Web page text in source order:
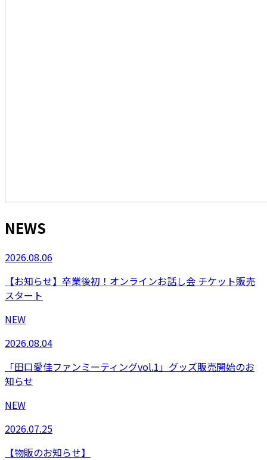
NEWS
2026.08.06
【お知らせ】卒業後初！オンラインお話し会 チケット販売
スタート
NEW
2026.08.04
「田口愛佳ファンミーティングvol.1」グッズ販売開始のお
知らせ
NEW
2026.07.25
【物販のお知らせ】